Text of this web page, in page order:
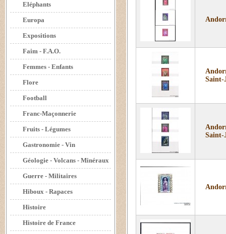
Eléphants
Europa
Expositions
Faim - F.A.O.
Femmes - Enfants
Flore
Football
Franc-Maçonnerie
Fruits - Légumes
Gastronomie - Vin
Géologie - Volcans - Minéraux
Guerre - Militaires
Hiboux - Rapaces
Histoire
Histoire de France
Saint-
Saint-